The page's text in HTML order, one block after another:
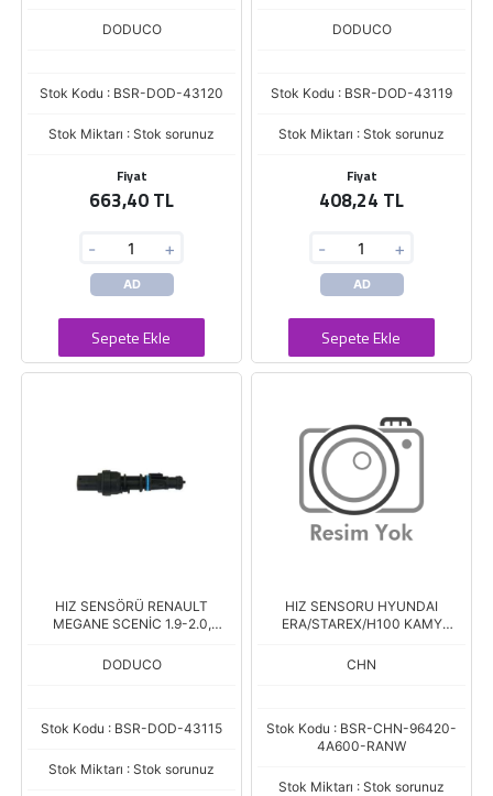
5/357_) - 1.8 (
DODUCO
Stok Kodu : BSR-DOD-43120
Stok Miktarı : Stok sorunuz
Fiyat
663,40 TL
- +
AD
Sepete Ekle
(LS_) - 1.5
DODUCO
Stok Kodu : BSR-DOD-43119
Stok Miktarı : Stok sorunuz
Fiyat
408,24 TL
- +
AD
Sepete Ekle
HIZ SENSÖRÜ RENAULT
MEGANE SCENİC 1.9-2.0,
DODUCO
Stok Kodu : BSR-DOD-43115
Stok Miktarı : Stok sorunuz
HIZ SENSORU HYUNDAI
ERA/STAREX/H100 KAMY
CHN
Stok Kodu : BSR-CHN-96420-
4A600-RANW
Stok Miktarı : Stok sorunuz